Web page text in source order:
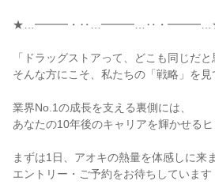
★…━━━・‥…━━━…‥・
「ドラッグストアって、どこも同じだと
そんな方にこそ、私たちの「戦略」を見
業界No.1の成長を支える裏側には、
あなたの10年後のキャリアを輝かせるヒ
まずは1日、アオキの熱量を体感しに来
エントリー・ご予約をお待ちしています